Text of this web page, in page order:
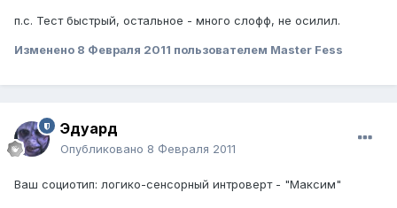
п.с. Тест быстрый, остальное - много слофф, не осилил.
Изменено 8 Февраля 2011 пользователем Master Fess
Эдуард
Опубликовано 8 Февраля 2011
Ваш социотип: логико-сенсорный интроверт - "Максим"